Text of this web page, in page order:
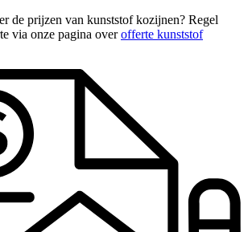
de prijzen van kunststof kozijnen? Regel
via onze pagina overofferte kunststof